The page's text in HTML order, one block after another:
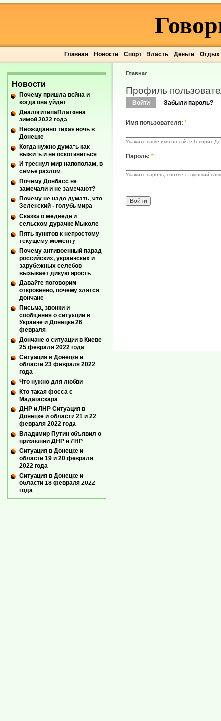
Главная Новости Спорт Власть Деньги Отдых
Главная
Профиль
Войти Забыли пароль?
Имя пользователя: *
Укажите ваше имя на сайте Говорит
Пароль: *
Укажите пароль, соответствующий
Новости
Почему пришла война и
когда она уйдет
ДиалогитипаПлатонна
зимой 2022 года
Неожиданно тихая ночь в
Донецке
Когда нужно думать как
выжить и не оскотиниться
И треснул мир напополам, в
семье разлом
Почему Донбасс не
замечали и не замечают?
Почему не надо думать, что
Зеленский - голубь мира
Сказка о медведе и
сельском дурачке Мыколе
Пять пунктов к непростому
текущему моменту
Почему антивоенный парад
российских, украинских и
зарубежных селебов
вызывает дикую ярость
Давайте поговорим
откровенно, почему злятся
дончане
Письма, звонки и
сообщения о ситуации в
Украине и Донецке 26
февраля
Дончане о ситуации в Киеве
25 февраля 2022 года
Ситуация в Донецке и
области 23 февраля 2022
года
Что нужно для любви
Кто такая фосса с
Мадагаскара
ДНР и ЛНР Ситуация в
Донецке и области 21 и 22
февраля 2022 года
Владимир Путин объявил о
признании ДНР и ЛНР
Ситуация в Донецке и
области 19 и 20 февраля
2022 года
Ситуация в Донецке и
области 18 февраля 2022
года